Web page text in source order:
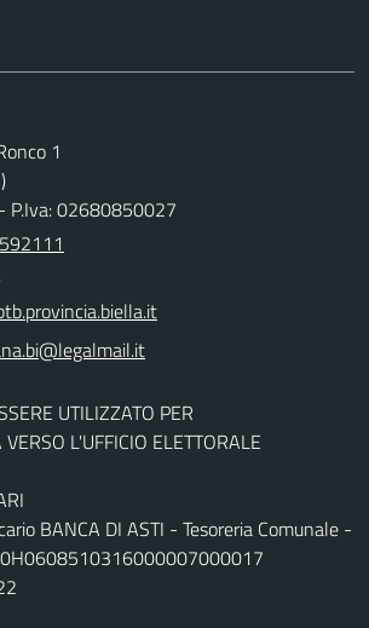
1
P.Iva: 02680850027
UTILIZZATO PER
L'UFFICIO ELETTORALE
BANCA DI ASTI - Tesoreria Comunale -